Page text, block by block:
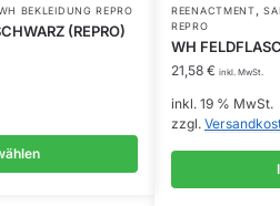
BEKLEIDUNG REPRO
(REPRO)
REENACTMENT,
REPRO
WH
21,58 € inkl. MwSt.
inkl. 19 % MwSt.
zzgl.